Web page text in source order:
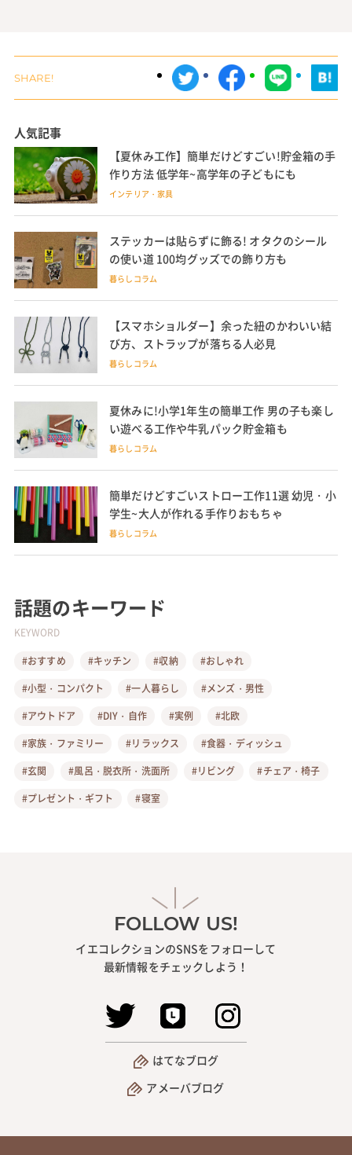
人気記事
【夏休み工作】簡単だけどすごい!貯金箱の手
作り方法 低学年~高学年の子どもにも
インテリア・家具
ステッカーは貼らずに飾る! オタクのシール
の使い道 100均グッズでの飾り方も
暮らしコラム
【スマホショルダー】余った紐のかわいい結
び方、ストラップが落ちる人必見
暮らしコラム
夏休みに!小学1年生の簡単工作 男の子も楽し
い遊べる工作や牛乳パック貯金箱も
暮らしコラム
簡単だけどすごいストロー工作11選 幼児・小
学生~大人が作れる手作りおもちゃ
暮らしコラム
話題のキーワード
KEYWORD
#おすすめ
#キッチン #収納
#おしゃれ
#小型・コンパクト
#一人暮らし
#メンズ・男性
#アウトドア
#DIY・自作 #実例
#北欧
#家族・ファミリー
#リラックス
#食器・ディッシュ
#玄関
#風呂・脱衣所・洗面所 #リビング
#チェア・椅子
#プレゼント・ギフト
#寝室
FOLLOW US!
イエコレクションのSNSをフォローして
最新情報をチェックしよう！
はてなブログ
アメーバブログ